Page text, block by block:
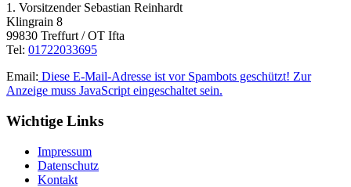
1. Vorsitzender Sebastian Reinhardt
Klingrain 8
99830 Treffurt / OT Ifta
Tel: 01722033695
Email: Diese E-Mail-Adresse ist vor Spambots geschützt! Zur
Anzeige muss JavaScript eingeschaltet sein.
Wichtige Links
Impressum
Datenschutz
Kontakt